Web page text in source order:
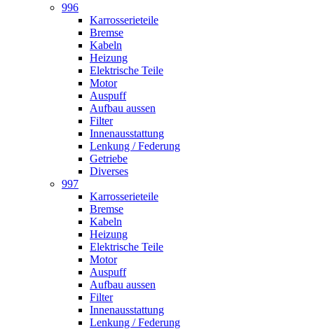
996
Karrosserieteile
Bremse
Kabeln
Heizung
Elektrische Teile
Motor
Auspuff
Aufbau aussen
Filter
Innenausstattung
Lenkung / Federung
Getriebe
Diverses
997
Karrosserieteile
Bremse
Kabeln
Heizung
Elektrische Teile
Motor
Auspuff
Aufbau aussen
Filter
Innenausstattung
Lenkung / Federung